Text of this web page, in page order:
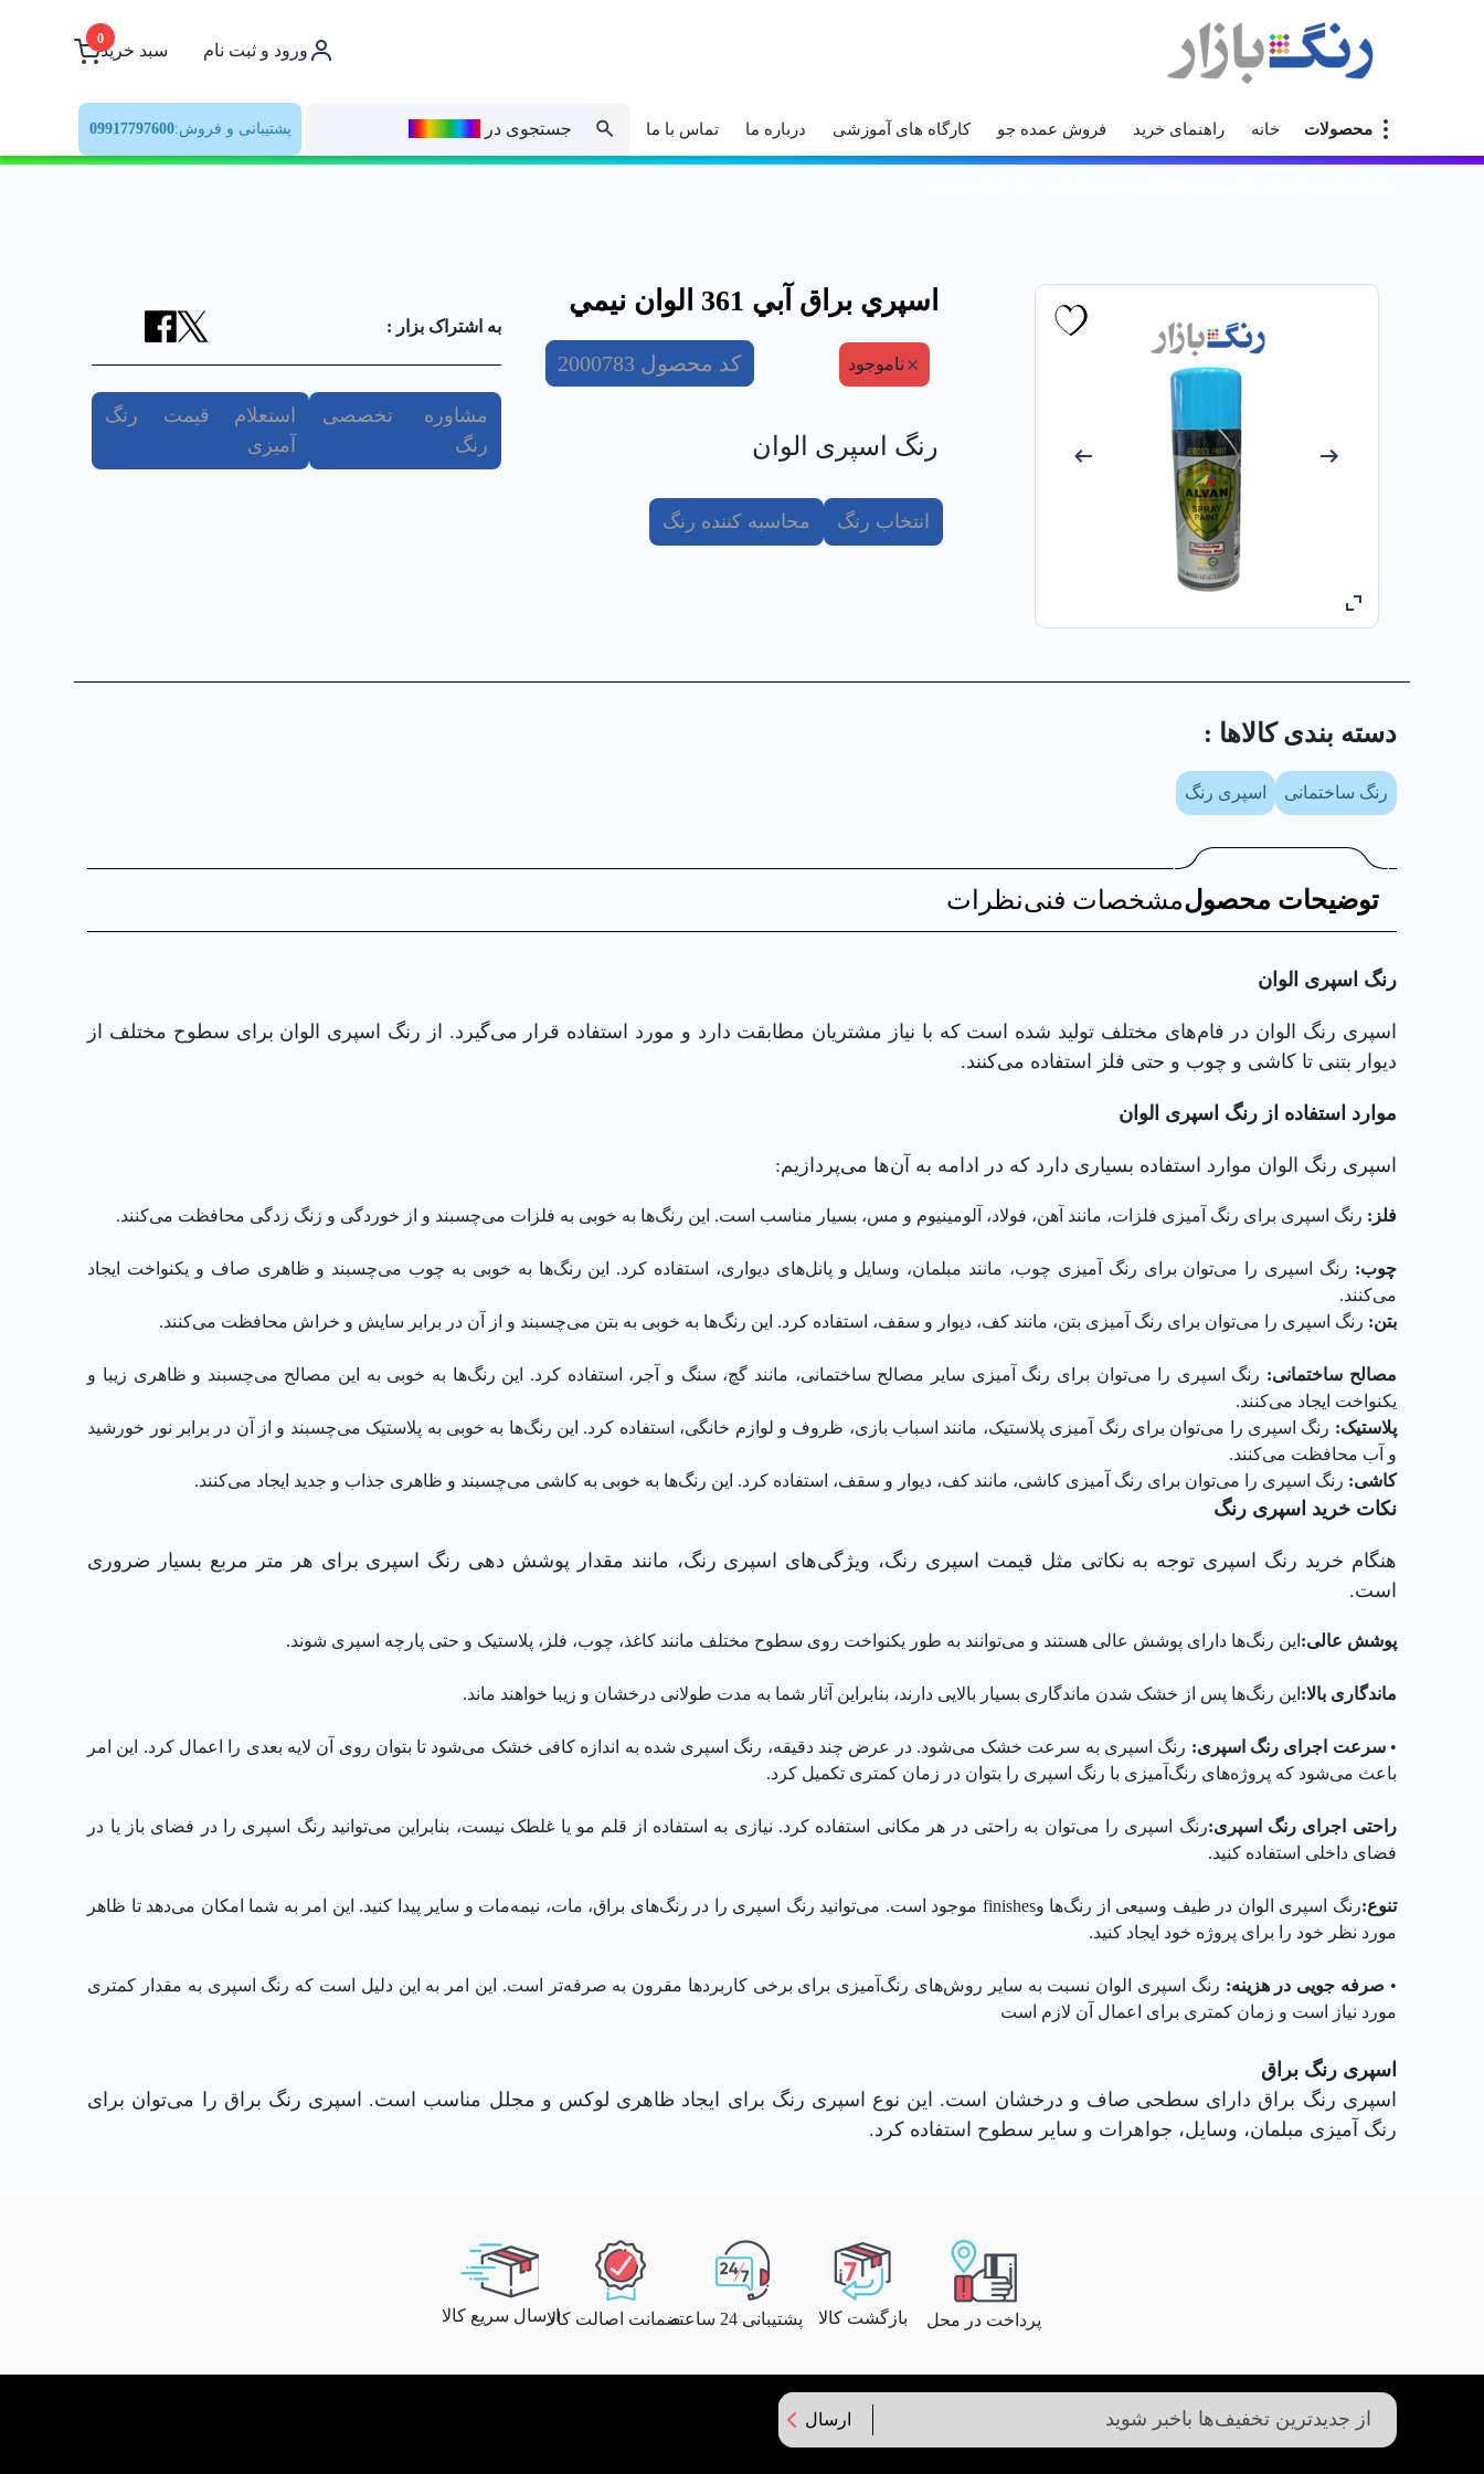
ورود و ثبت نام سبد خرید
0
محصولات خانه راهنمای خرید فروش عمده جو کارگاه های آموزشی درباره ما تماس با ما جستجوی در پشتیبانی و فروش:09917797600
اسپري براق آبي 361 الوان نيمي
ناموجود کد محصول 2000783
رنگ اسپری الوان
انتخاب رنگ محاسبه کننده رنگ
به اشتراک بزار :
مشاوره تخصصی
رنگ
استعلام قیمت رنگ
آمیزی
دسته بندی کالا‌ها :
رنگ ساختمانی اسپری رنگ
توضیحات محصولمشخصات فنینظرات
رنگ اسپری الوان
اسپری رنگ الوان در فام‌های مختلف تولید شده است که با نیاز مشتریان مطابقت دارد و مورد استفاده قرار می‌گیرد. از رنگ اسپری الوان برای سطوح مختلف از
دیوار بتنی تا کاشی و چوب و حتی فلز استفاده می‌کنند.
موارد استفاده از رنگ اسپری الوان
اسپری رنگ الوان موارد استفاده بسیاری دارد که در ادامه به آن‌ها می‌پردازیم:
فلز: رنگ اسپری برای رنگ آمیزی فلزات، مانند آهن، فولاد، آلومینیوم و مس، بسیار مناسب است. این رنگ‌ها به خوبی به فلزات می‌چسبند و از خوردگی و زنگ زدگی محافظت می‌کنند.
چوب: رنگ اسپری را می‌توان برای رنگ آمیزی چوب، مانند مبلمان، وسایل و پانل‌های دیواری، استفاده کرد. این رنگ‌ها به خوبی به چوب می‌چسبند و ظاهری صاف و یکنواخت ایجاد
می‌کنند.
بتن: رنگ اسپری را می‌توان برای رنگ آمیزی بتن، مانند کف، دیوار و سقف، استفاده کرد. این رنگ‌ها به خوبی به بتن می‌چسبند و از آن در برابر سایش و خراش محافظت می‌کنند.
مصالح ساختمانی: رنگ اسپری را می‌توان برای رنگ آمیزی سایر مصالح ساختمانی، مانند گچ، سنگ و آجر، استفاده کرد. این رنگ‌ها به خوبی به این مصالح می‌چسبند و ظاهری زیبا و
یکنواخت ایجاد می‌کنند.
پلاستیک: رنگ اسپری را می‌توان برای رنگ آمیزی پلاستیک، مانند اسباب بازی، ظروف و لوازم خانگی، استفاده کرد. این رنگ‌ها به خوبی به پلاستیک می‌چسبند و از آن در برابر نور خورشید
و آب محافظت می‌کنند.
کاشی: رنگ اسپری را می‌توان برای رنگ آمیزی کاشی، مانند کف، دیوار و سقف، استفاده کرد. این رنگ‌ها به خوبی به کاشی می‌چسبند و ظاهری جذاب و جدید ایجاد می‌کنند.
نکات خرید اسپری رنگ
هنگام خرید رنگ اسپری توجه به نکاتی مثل قیمت اسپری رنگ، ویژگی‌های اسپری رنگ، مانند مقدار پوشش دهی رنگ اسپری برای هر متر مربع بسیار ضروری
است.
پوشش عالی: این رنگ‌ها دارای پوشش عالی هستند و می‌توانند به طور یکنواخت روی سطوح مختلف مانند کاغذ، چوب، فلز، پلاستیک و حتی پارچه اسپری شوند.
ماندگاری بالا: این رنگ‌ها پس از خشک شدن ماندگاری بسیار بالایی دارند، بنابراین آثار شما به مدت طولانی درخشان و زیبا خواهند ماند.
•سرعت اجرای رنگ اسپری: رنگ اسپری به سرعت خشک می‌شود. در عرض چند دقیقه، رنگ اسپری شده به اندازه کافی خشک می‌شود تا بتوان روی آن لایه بعدی را اعمال کرد. این امر
باعث می‌شود که پروژه‌های رنگ‌آمیزی با رنگ اسپری را بتوان در زمان کمتری تکمیل کرد.
راحتی اجرای رنگ اسپری:رنگ اسپری را می‌توان به راحتی در هر مکانی استفاده کرد. نیازی به استفاده از قلم مو یا غلطک نیست، بنابراین می‌توانید رنگ اسپری را در فضای باز یا در
فضای داخلی استفاده کنید.
تنوع:
رنگ اسپری الوان در طیف وسیعی از رنگ‌ها وfinishes موجود است. می‌توانید رنگ اسپری را در رنگ‌های براق، مات، نیمه‌مات و سایر پیدا کنید. این امر به شما امکان می‌دهد تا ظاهر
مورد نظر خود را برای پروژه خود ایجاد کنید.
• صرفه جویی در هزینه: رنگ اسپری الوان نسبت به سایر روش‌های رنگ‌آمیزی برای برخی کاربردها مقرون به صرفه‌تر است. این امر به این دلیل است که رنگ اسپری به مقدار کمتری
مورد نیاز است و زمان کمتری برای اعمال آن لازم است
اسپری رنگ براق
اسپری رنگ براق دارای سطحی صاف و درخشان است. این نوع اسپری رنگ برای ایجاد ظاهری لوکس و مجلل مناسب است. اسپری رنگ براق را می‌توان برای
رنگ آمیزی مبلمان، وسایل، جواهرات و سایر سطوح استفاده کرد.
پرداخت در محل بازگشت کالا پشتیبانی 24 ساعته ضمانت اصالت کالاارسال سریع کالا
ارسال